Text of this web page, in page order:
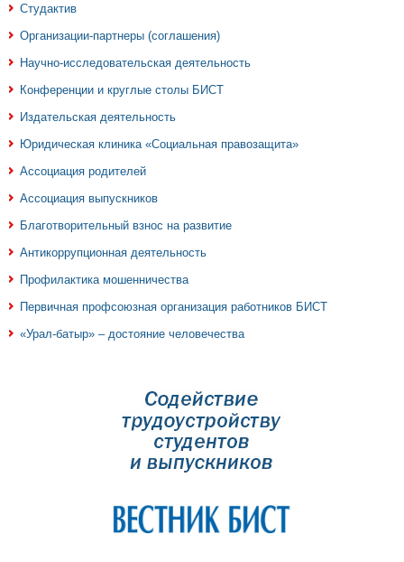
Студактив
Организации-партнеры (соглашения)
Научно-исследовательская деятельность
Конференции и круглые столы БИСТ
Издательская деятельность
Юридическая клиника «Социальная правозащита»
Ассоциация родителей
Ассоциация выпускников
Благотворительный взнос на развитие
Антикоррупционная деятельность
Профилактика мошенничества
Первичная профсоюзная организация работников БИСТ
«Урал-батыр» – достояние человечества